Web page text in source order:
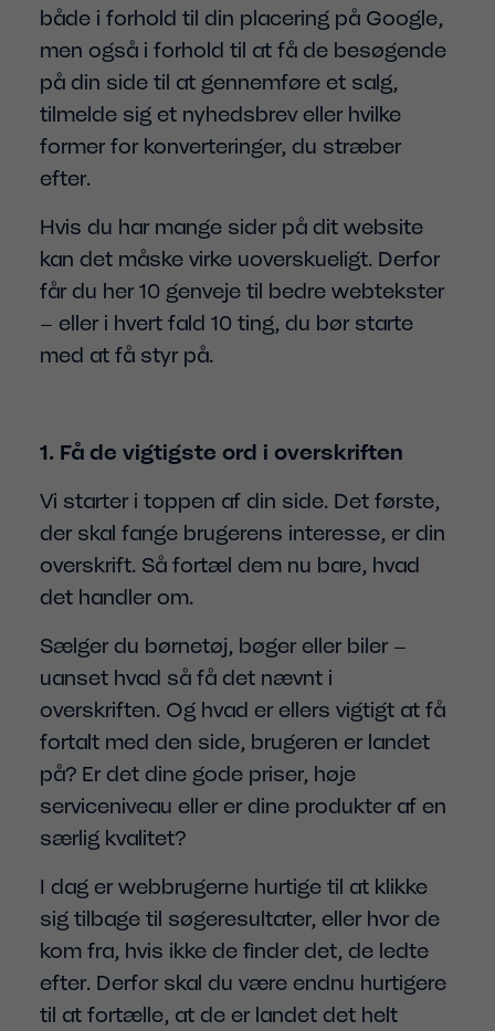
både i forhold til din placering på Google,
men også i forhold til at få de besøgende
på din side til at gennemføre et salg,
tilmelde sig et nyhedsbrev eller hvilke
former for konverteringer, du stræber
efter.
Hvis du har mange sider på dit website
kan det måske virke uoverskueligt. Derfor
får du her 10 genveje til bedre webtekster
– eller i hvert fald 10 ting, du bør starte
med at få styr på.
1. Få de vigtigste ord i overskriften
Vi starter i toppen af din side. Det første,
der skal fange brugerens interesse, er din
overskrift. Så fortæl dem nu bare, hvad
det handler om.
Sælger du børnetøj, bøger eller biler –
uanset hvad så få det nævnt i
overskriften. Og hvad er ellers vigtigt at få
fortalt med den side, brugeren er landet
på? Er det dine gode priser, høje
serviceniveau eller er dine produkter af en
særlig kvalitet?
I dag er webbrugerne hurtige til at klikke
sig tilbage til søgeresultater, eller hvor de
kom fra, hvis ikke de finder det, de ledte
efter. Derfor skal du være endnu hurtigere
til at fortælle, at de er landet det helt